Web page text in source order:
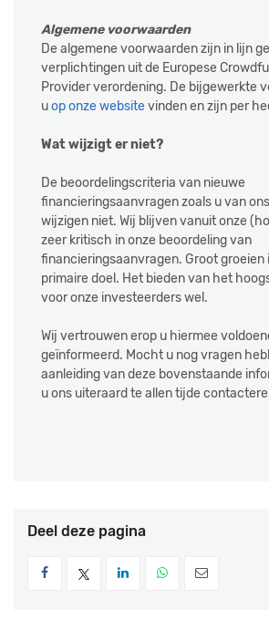
Algemene voorwaarden
De algemene voorwaarden zijn in lijn
verplichtingen uit de Europese
Provider verordening. De bijgewerkte
uop onze websitevinden en zijn per
Wat wijzigt er niet?
De beoordelingscriteria van nieuwe
financieringsaanvragen zoals u van
wijzigen niet. Wij blijven vanuit onze
zeer kritisch in onze beoordeling van
financieringsaanvragen. Groot groeien
primaire doel. Het bieden van het
voor onze investeerders wel.
Wij vertrouwen erop u hiermee
geïnformeerd. Mocht u nog vragen
aanleiding van deze bovenstaande
u ons uiteraard te allen tijde
Deel deze pagina